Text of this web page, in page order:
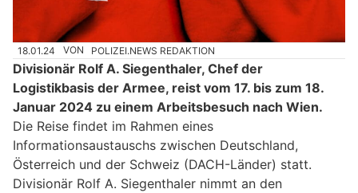
18.01.24 VON POLIZEI.NEWS REDAKTION
Divisionär Rolf A. Siegenthaler, Chef der
Logistikbasis der Armee, reist vom 17. bis zum 18.
Januar 2024 zu einem Arbeitsbesuch nach Wien.
Die Reise findet im Rahmen eines
Informationsaustauschs zwischen Deutschland,
Österreich und der Schweiz (DACH-Länder) statt.
Divisionär Rolf A. Siegenthaler nimmt an den